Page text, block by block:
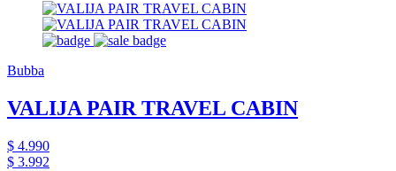
Bubba
VALIJA PAIR TRAVEL CABIN
$ 4.990
$ 3.992